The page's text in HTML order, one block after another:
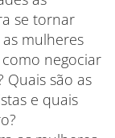
se tornar
mulheres
negociar
Quais são as
e quais